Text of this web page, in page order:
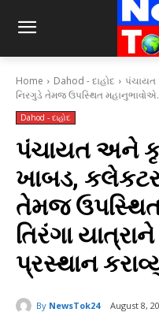
Home Dahod - દાહોદ
પંચાયત
નિરગુડે તેમજ ઉપસ્થિત
Dahod - દાહોદ
પંચાયત અને
ખાબડ,
તેમજ
તિરંગા
પ્રસ્થાન
By NewsTok24 August 8,